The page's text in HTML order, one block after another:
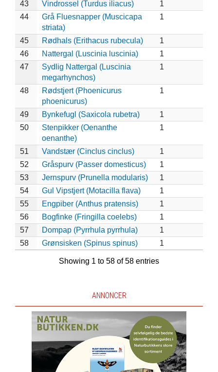
43 Vindrossel (Turdus iliacus)
1
44
Grå Fluesnapper (Muscicapa
striata)
1
45 Rødhals (Erithacus rubecula)
1
46
Nattergal (Luscinia luscinia)
1
47
Sydlig Nattergal (Luscinia
megarhynchos)
1
48
Rødstjert (Phoenicurus
phoenicurus)
1
49 Bynkefugl (Saxicola rubetra)
1
50
Stenpikker (Oenanthe
oenanthe)
1
51 Vandstær (Cinclus cinclus)
1
52
Gråspurv (Passer domesticus)
1
53
Jernspurv (Prunella modularis)
1
54
Gul Vipstjert (Motacilla flava)
1
55
Engpiber (Anthus pratensis)
1
56
Bogfinke (Fringilla coelebs)
1
57
Dompap (Pyrrhula pyrrhula)
1
58
Grønsisken (Spinus spinus) 1
Showing 1 to 58 of 58 entries
ANNONCER